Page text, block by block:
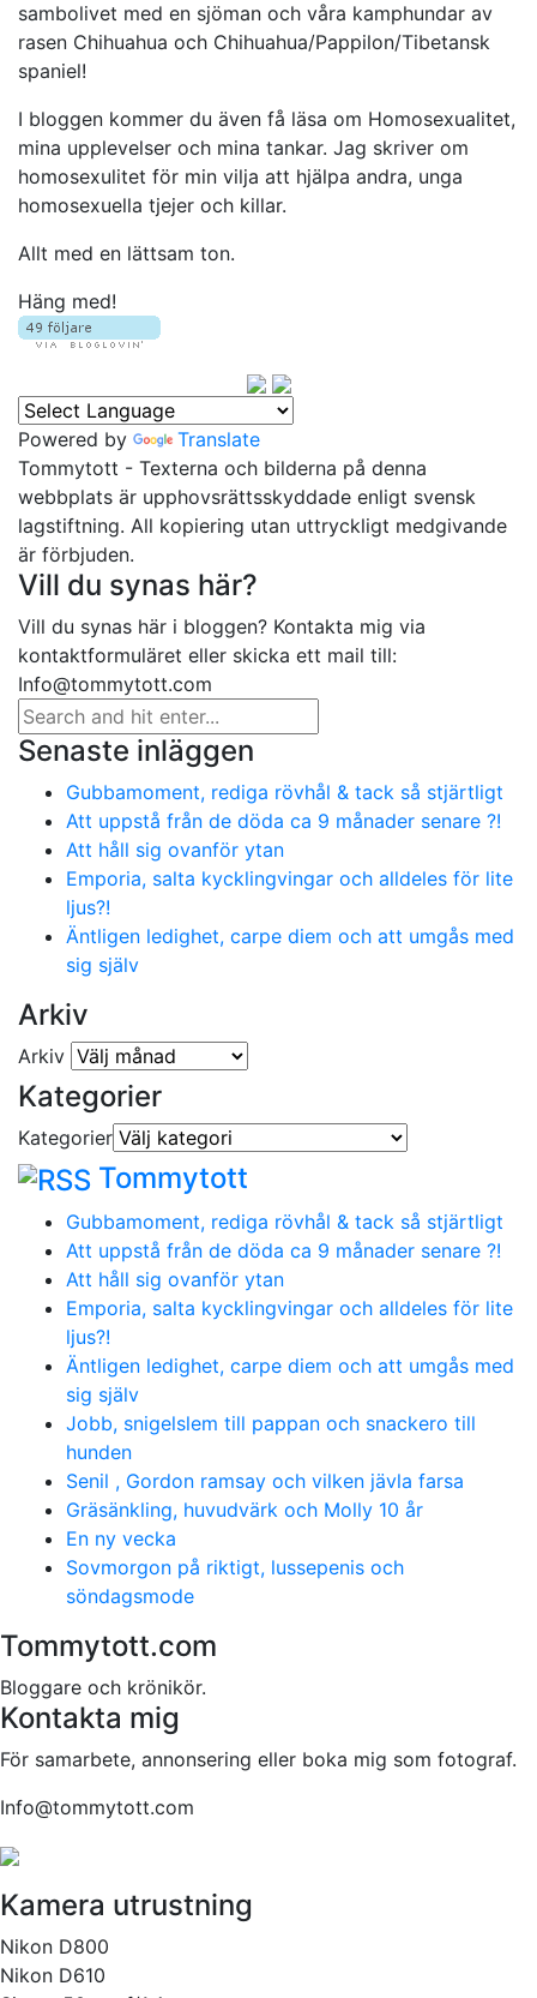
sambolivet med en sjöman och våra kamphundar av
rasen Chihuahua och Chihuahua/Pappilon/Tibetansk
spaniel!
I bloggen kommer du även få läsa om Homosexualitet,
mina upplevelser och mina tankar. Jag skriver om
homosexulitet för min vilja att hjälpa andra, unga
homosexuella tjejer och killar.
Allt med en lättsam ton.
Häng med!
Powered by
Translate
Tommytott - Texterna och bilderna på denna
webbplats är upphovsrättsskyddade enligt svensk
lagstiftning. All kopiering utan uttryckligt medgivande
är förbjuden.
Vill du synas här?
Vill du synas här i bloggen? Kontakta mig via
kontaktformuläret eller skicka ett mail till:
Info@tommytott.com
Senaste inläggen
Gubbamoment, rediga rövhål & tack så stjärtligt
Att uppstå från de döda ca 9 månader senare ?!
Att håll sig ovanför ytan
Emporia, salta kycklingvingar och alldeles för lite
ljus?!
Äntligen ledighet, carpe diem och att umgås med
sig själv
Arkiv
Arkiv
Kategorier
Kategorier
Tommytott
Gubbamoment, rediga rövhål & tack så stjärtligt
Att uppstå från de döda ca 9 månader senare ?!
Att håll sig ovanför ytan
Emporia, salta kycklingvingar och alldeles för lite
ljus?!
Äntligen ledighet, carpe diem och att umgås med
sig själv
Jobb, snigelslem till pappan och snackero till
hunden
Senil , Gordon ramsay och vilken jävla farsa
Gräsänkling, huvudvärk och Molly 10 år
En ny vecka
Sovmorgon på riktigt, lussepenis och
söndagsmode
Tommytott.com
Bloggare och krönikör.
Kontakta mig
För samarbete, annonsering eller boka mig som fotograf.
Info@tommytott.com
Kamera utrustning
Nikon D800
Nikon D610